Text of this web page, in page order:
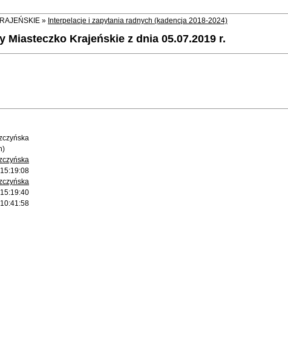
» Interpelacje i zapytania radnych (kadencja 2018-2024)
Miasteczko Krajeńskie z dnia 05.07.2019 r.